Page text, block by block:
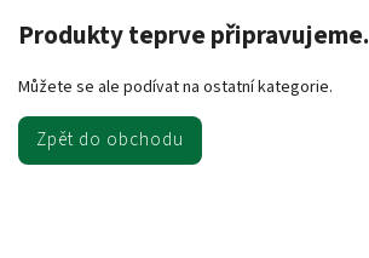
Produkty teprve připravujeme.
Můžete se ale podívat na ostatní kategorie.
Zpět do obchodu